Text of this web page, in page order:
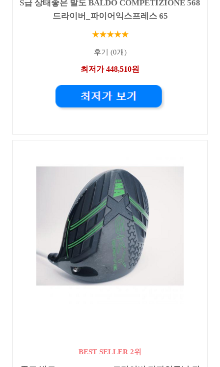
S급 상태좋은 발도 BALDO COMPETIZIONE 568
드라이버_파이어익스프레스 65
★★★★★
후기 (0개)
최저가 448,510원
BEST SELLER 2위